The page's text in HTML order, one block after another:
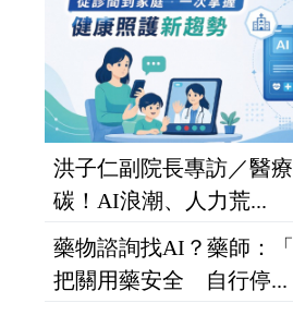
洪子仁副院長專訪／醫
碳！AI浪潮、人力荒...
藥物諮詢找AI？藥師：
把關用藥安全 自行停...